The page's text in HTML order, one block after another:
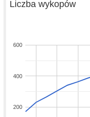
Liczba wykopów
200
400
600